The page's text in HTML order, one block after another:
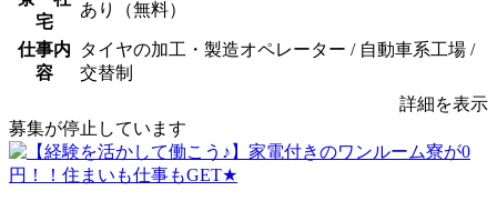
宅
あり（無料）
仕事内
容
タイヤの加工・製造オペレーター / 自動車系工場 /
交替制
詳細を表示
募集が停止しています